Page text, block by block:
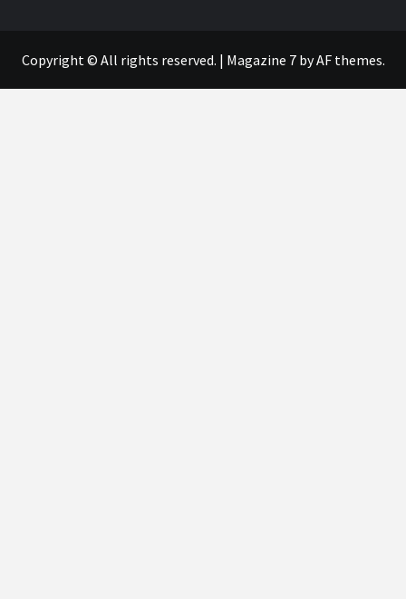
Copyright © All rights reserved. | Magazine 7by AF themes.